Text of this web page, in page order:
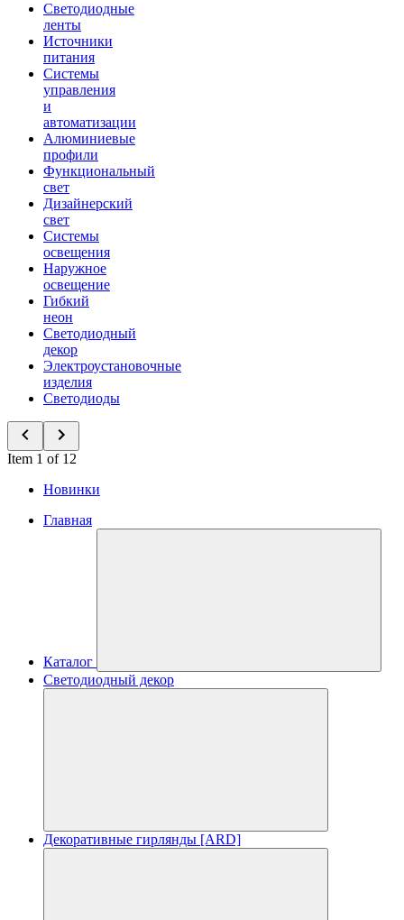
Светодиодные
ленты
Источники
питания
Системы
управления
и
автоматизации
Алюминиевые
профили
Функциональный
свет
Дизайнерский
свет
Системы
освещения
Наружное
освещение
Гибкий
неон
Светодиодный
декор
Электроустановочные
изделия
Светодиоды
Item 1 of 12
Новинки
Главная
Каталог
Светодиодный декор
Декоративные гирлянды [ARD]